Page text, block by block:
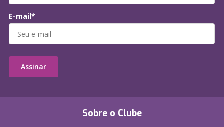
Sobre o Clube
E-mail*
Assinar